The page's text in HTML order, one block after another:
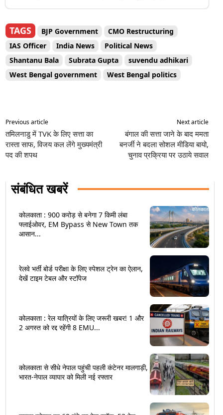
TAGS BJP Government
CMO Restructuring
IAS Officer
India News
Political News
Shantanu Bala
Subrata Gupta
suvendu adhikari
West Bengal government
West Bengal politics
Previous article
तमिलनाडु में TVK के लिए सत्ता का
रास्ता साफ, विजय कल लेंगे मुख्यमंत्री
पद की शपथ
Next article
बंगाल की सत्ता जाने के बाद ममता
बनर्जी ने बदला सोशल मीडिया बायो,
चुनाव प्रक्रिया पर उठाये सवाल
संबंधित खबरें
कोलकाता : 900 करोड़ से बनेगा 7 किमी लंबा
फ्लाईओवर, EM Bypass से New Town तक
आसान...
रेलवे भर्ती बोर्ड परीक्षा के लिए स्पेशल ट्रेन का ऐलान,
देखें टाइम टेबल और स्टॉपेज
कोलकाता : रेल यात्रियों के लिए जरूरी खबर! 1 और
2 अगस्त को रद्द रहेंगी 8 EMU...
कोलकाता से सीधे नेपाल पहुंची पहली कंटेनर मालगाड़ी,
भारत-नेपाल व्यापार को मिली नई रफ्तार